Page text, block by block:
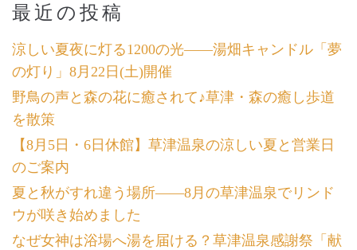
最近の投稿
涼しい夏夜に灯る1200の光――湯畑キャンドル「夢
の灯り」8月22日(土)開催
野鳥の声と森の花に癒されて♪草津・森の癒し歩道
を散策
【8月5日・6日休館】草津温泉の涼しい夏と営業日
のご案内
夏と秋がすれ違う場所――8月の草津温泉でリンド
ウが咲き始めました
なぜ女神は浴場へ湯を届ける？草津温泉感謝祭「献